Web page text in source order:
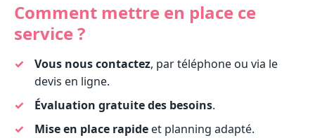
Comment mettre en place ce
service ?
Vous nous contactez, par téléphone ou via le
devis en ligne.
Évaluation gratuite des besoins.
Mise en place rapideet planning adapté.